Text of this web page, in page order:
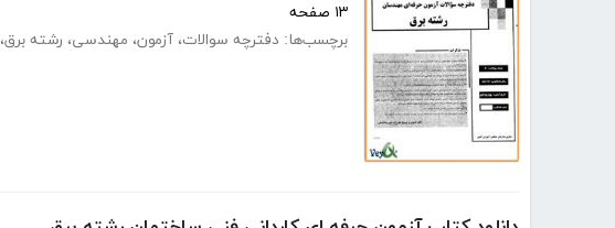
۱۳ صفحه
برچسب‌ها: دفترچه سوالات، آزمون، مهندسی، رشته برق،